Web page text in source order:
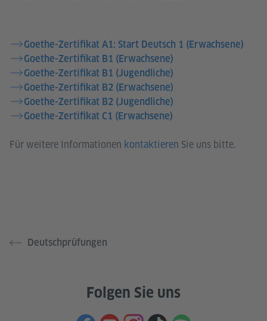
Goethe-Zertifikat A1: Start Deutsch 1 (Erwachsene)
Goethe-Zertifikat B1 (Erwachsene)
Goethe-Zertifikat B1 (Jugendliche)
Goethe-Zertifikat B2 (Erwachsene)
Goethe-Zertifikat B2 (Jugendliche)
Goethe-Zertifikat C1 (Erwachsene)
Für weitere Informationen kontaktieren Sie uns bitte.
Deutschprüfungen
Folgen Sie uns